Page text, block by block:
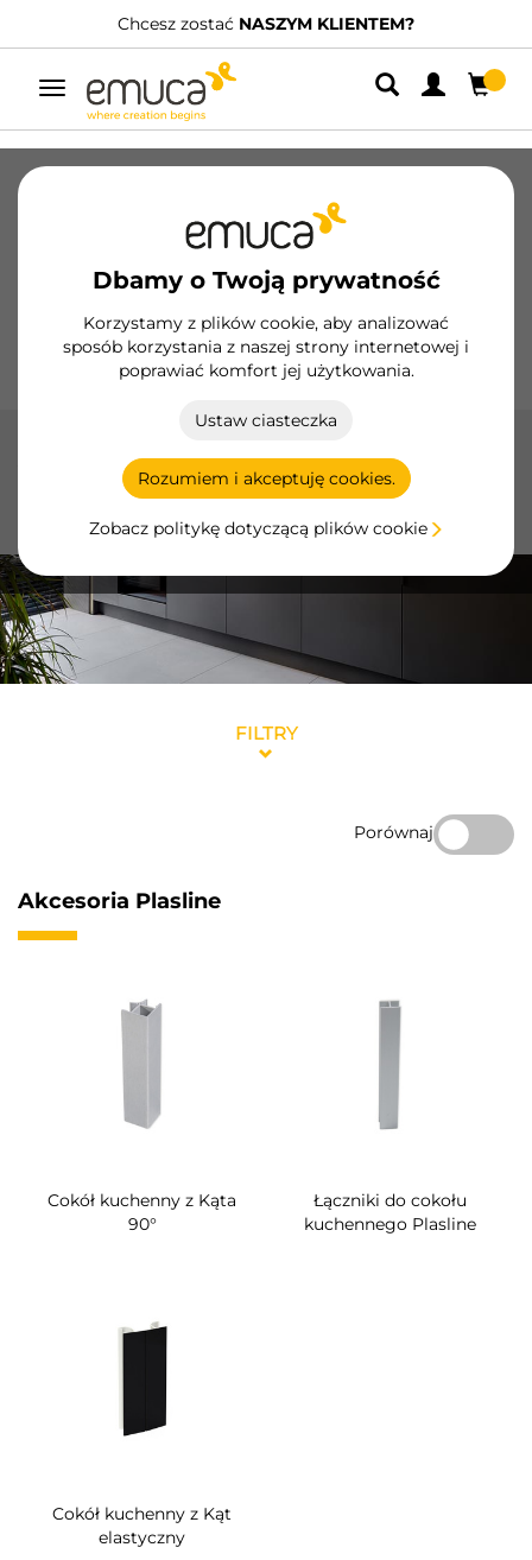
Chcesz zostać NASZYM KLIENTEM?
Przełącz
nawigację
Dbamy o Twoją prywatność
Korzystamy z plików cookie, aby analizować
sposób korzystania z naszej strony internetowej i
poprawiać komfort jej użytkowania.
Ustaw ciasteczka
Rozumiem i akceptuję cookies.
Zobacz politykę dotyczącą plików cookie
Zawiasy
Systemy przesuwne Kuchnia
Ekspozytory
Akcesoria Plasline
Akcesoria Plasline firmy Emuca zapewniają profesjonalną
instalację i czyste wykończenie cokołów kuchennych.
FILTRY
Porównaj
Akcesoria Plasline
Cokół kuchenny z Kąta
90°
Łączniki do cokołu
kuchennego Plasline
Cokół kuchenny z Kąt
elastyczny